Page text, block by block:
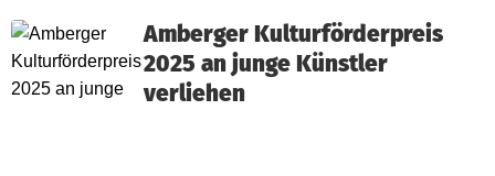
Amberger Kulturförderpreis
2025 an junge Künstler
verliehen